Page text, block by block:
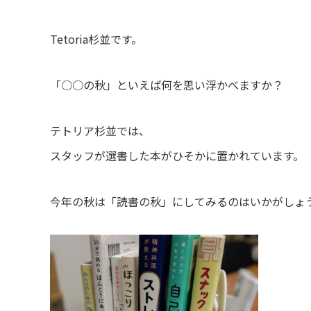
Tetoria杉並です。
「○○の秋」といえば何を思い浮かべますか？
テトリア杉並では、
スタッフが選書した本がひそかに置かれています。
今年の秋は「読書の秋」にしてみるのはいかがしょ